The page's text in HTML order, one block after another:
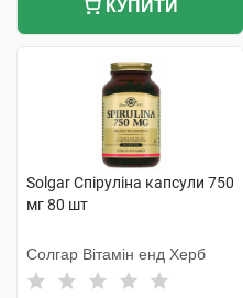
КУПИТИ
Solgar Спіруліна капсули 750
мг 80 шт
Солгар Вітамін енд Херб